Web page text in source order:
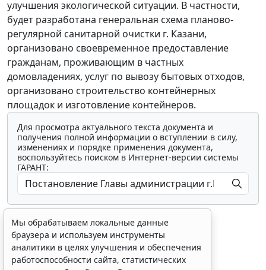
улучшения экологической ситуации. В частности,
будет разработана генеральная схема планово-
регулярной санитарной очистки г. Казани,
организовано своевременное предоставление
гражданам, проживающим в частных
домовладениях, услуг по вывозу бытовых отходов,
организовано строительство контейнерных
площадок и изготовление контейнеров.
Для просмотра актуального текста документа и
получения полной информации о вступлении в силу,
изменениях и порядке применения документа,
воспользуйтесь поиском в Интернет-версии системы
ГАРАНТ:
Показать все материалы
Мы обрабатываем локальные данные
браузера и используем инструменты
аналитики в целях улучшения и обеспечения
работоспособности сайта, статистических